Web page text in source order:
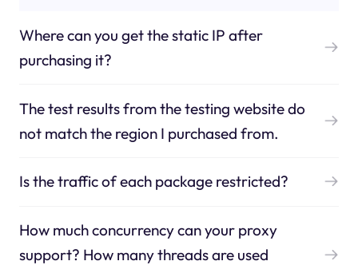
Where can you get the static IP after
purchasing it?
The test results from the testing website do
not match the region I purchased from.
Is the traffic of each package restricted?
How much concurrency can your proxy
support? How many threads are used